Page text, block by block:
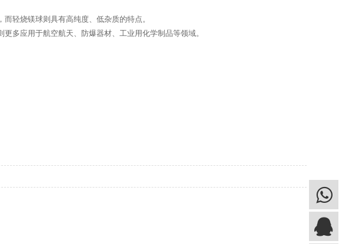
轻烧镁球则具有高纯度、低杂质的特点。
多应用于航空航天、防爆器材、工业用化学制品等领域。